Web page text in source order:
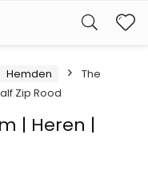
Hemden
The
Zip Rood
| Heren |